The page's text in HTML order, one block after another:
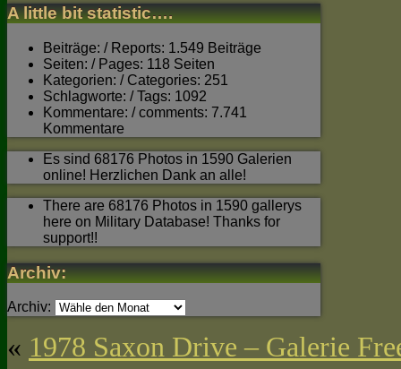
A little bit statistic….
Beiträge: / Reports: 1.549 Beiträge
Seiten: / Pages: 118 Seiten
Kategorien: / Categories: 251
Schlagworte: / Tags: 1092
Kommentare: / comments: 7.741
Kommentare
Es sind 68176 Photos in 1590 Galerien
online! Herzlichen Dank an alle!
There are 68176 Photos in 1590 gallerys
here on Military Database! Thanks for
support!!
Archiv:
Archiv:
« 1978 Saxon Drive – Galerie